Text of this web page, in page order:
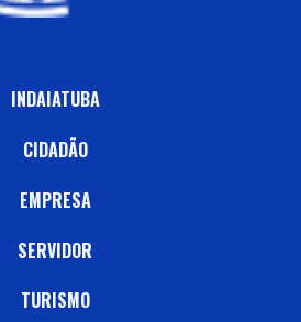
INDAIATUBA
CIDADÃO
EMPRESA
SERVIDOR
TURISMO